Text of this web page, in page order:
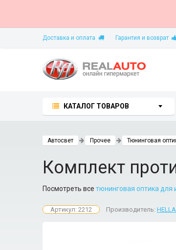
Доставка и оплата Гарантия и возврат
КАТАЛОГ ТОВАРОВ
Автосвет Прочее Тюнинговая
Комплект
Посмотреть все тюнинговая оптика для
Артикул: 2212 Производитель: HELLA